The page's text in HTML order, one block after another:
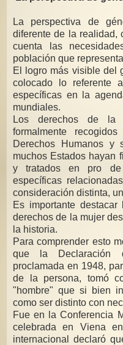
La perspectiva de
diferente de la realidad,
cuenta las
población que
El logro más visible del
colocado lo referente
específicas en la
mundiales.
Los derechos de la
formalmente
Derechos Humanos
muchos Estados hayan
y tratados en pro de
específicas
consideración distinta,
Es importante
derechos de la mujer
la historia.
Para comprender esto
que la Declaración
proclamada en 1948,
de la persona, tomó
"hombre" que si bien
como ser distinto con
Fue en la Conferencia
celebrada en Viena
internacional declaró